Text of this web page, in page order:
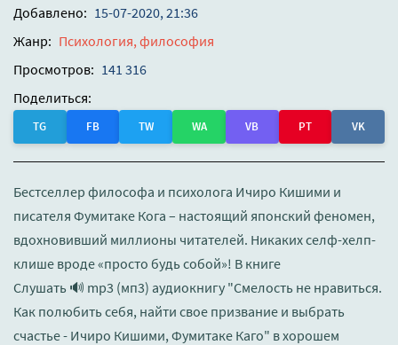
Добавлено: 15-07-2020, 21:36
Жанр: Психология, философия
Просмотров: 141 316
Поделиться:
TG FB TW WA VB PT VK
Бестселлер философа и психолога Ичиро Кишими и
писателя Фумитаке Кога – настоящий японский феномен,
вдохновивший миллионы читателей. Никаких селф-хелп-
клише вроде «просто будь собой»! В книге
Слушать 🔊 mp3 (мп3) аудиокнигу "Смелость не нравиться.
Как полюбить себя, найти свое призвание и выбрать
счастье - Ичиро Кишими, Фумитаке Каго" в хорошем